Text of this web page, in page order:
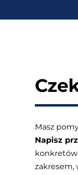
na
minuty?
Masz
Napisz
konkretów
zakresem,